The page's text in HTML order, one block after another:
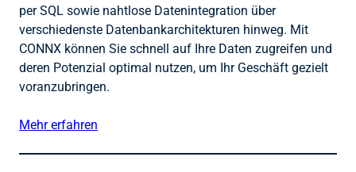
per SQL sowie nahtlose Datenintegration über
verschiedenste Datenbankarchitekturen hinweg. Mit
CONNX können Sie schnell auf Ihre Daten zugreifen und
deren Potenzial optimal nutzen, um Ihr Geschäft gezielt
voranzubringen.
Mehr erfahren